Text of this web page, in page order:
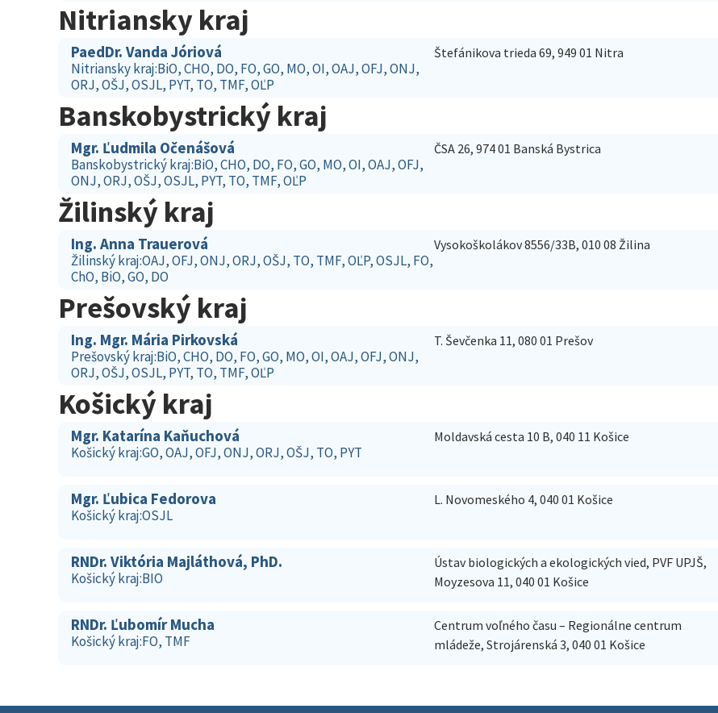
Nitriansky kraj
PaedDr. Vanda Jóriová
Nitriansky kraj:BiO, CHO, DO, FO, GO, MO, OI, OAJ, OFJ, ONJ,
ORJ, OŠJ, OSJL, PYT, TO, TMF, OĽP
Štefánikova trieda 69, 949 01 Nitra
Banskobystrický kraj
Mgr. Ľudmila Očenášová
Banskobystrický kraj:BiO, CHO, DO, FO, GO, MO, OI, OAJ, OFJ,
ONJ, ORJ, OŠJ, OSJL, PYT, TO, TMF, OĽP
ČSA 26, 974 01 Banská Bystrica
Žilinský kraj
Ing. Anna Trauerová
Žilinský kraj:OAJ, OFJ, ONJ, ORJ, OŠJ, TO, TMF, OĽP, OSJL, FO,
ChO, BiO, GO, DO
Vysokoškolákov 8556/33B, 010 08 Žilina
Prešovský kraj
Ing. Mgr. Mária Pirkovská
Prešovský kraj:BiO, CHO, DO, FO, GO, MO, OI, OAJ, OFJ, ONJ,
ORJ, OŠJ, OSJL, PYT, TO, TMF, OĽP
T. Ševčenka 11, 080 01 Prešov
Košický kraj
Mgr. Katarína Kaňuchová
Košický kraj:GO, OAJ, OFJ, ONJ, ORJ, OŠJ, TO, PYT
Moldavská cesta 10 B, 040 11 Košice
Mgr. Ľubica Fedorova
Košický kraj:OSJL
L. Novomeského 4, 040 01 Košice
RNDr. Viktória Majláthová, PhD.
Košický kraj:BIO
Ústav biologických a ekologických vied, PVF UPJŠ,
Moyzesova 11, 040 01 Košice
RNDr. Ľubomír Mucha
Košický kraj:FO, TMF
Centrum voľného času – Regionálne centrum
mládeže, Strojárenská 3, 040 01 Košice